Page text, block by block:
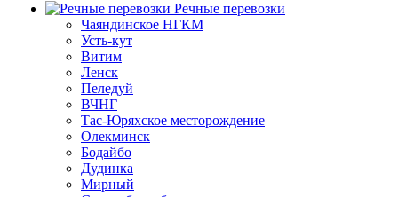
Речные перевозки
Чаяндинское НГКМ
Усть-кут
Витим
Ленск
Пеледуй
ВЧНГ
Тас-Юряхское месторождение
Олекминск
Бодайбо
Дудинка
Мирный